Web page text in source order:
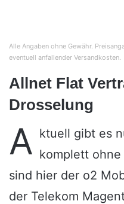
Alle Angaben ohne Gewähr.
eventuell anfallender Versandkosten.
Allnet Flat
Drosselung
A ktuell gibt es
komplett
sind hier der o2
der Telekom